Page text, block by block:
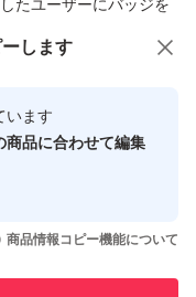
たユーザーにバッジを
なユーザーです
させた実績があります
します
います
商品に合わせて編集
商品情報コピー機能について